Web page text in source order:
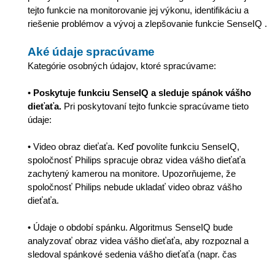
tejto funkcie na monitorovanie jej výkonu, identifikáciu a
riešenie problémov a vývoj a zlepšovanie funkcie SenseIQ .
Aké údaje spracúvame
Kategórie osobných údajov, ktoré spracúvame:
• Poskytuje funkciu SenseIQ a sleduje spánok vášho
dieťaťa. Pri poskytovaní tejto funkcie spracúvame tieto
údaje:
• Video obraz dieťaťa. Keď povolíte funkciu SenseIQ,
spoločnosť Philips spracuje obraz videa vášho dieťaťa
zachytený kamerou na monitore. Upozorňujeme, že
spoločnosť Philips nebude ukladať video obraz vášho
dieťaťa.
• Údaje o období spánku. Algoritmus SenseIQ bude
analyzovať obraz videa vášho dieťaťa, aby rozpoznal a
sledoval spánkové sedenia vášho dieťaťa (napr. čas